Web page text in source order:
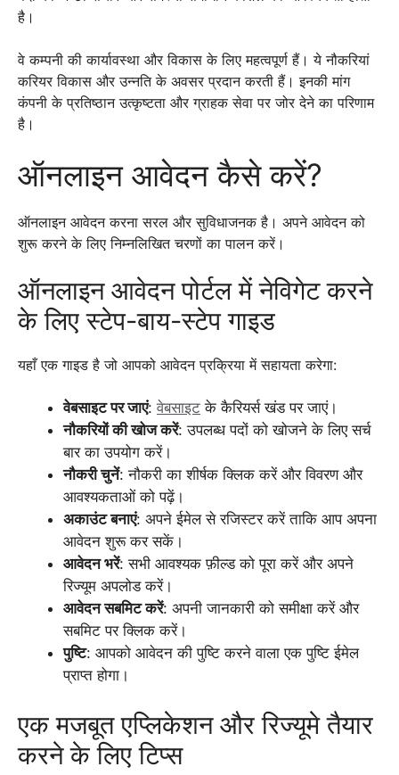
है।
वे कम्पनी की कार्यावस्था और विकास के लिए महत्वपूर्ण हैं। ये नौकरियां
करियर विकास और उन्नति के अवसर प्रदान करती हैं। इनकी मांग
कंपनी के प्रतिष्ठान उत्कृष्टता और ग्राहक सेवा पर जोर देने का परिणाम
है।
ऑनलाइन आवेदन कैसे करें?
ऑनलाइन आवेदन करना सरल और सुविधाजनक है। अपने आवेदन को
शुरू करने के लिए निम्नलिखित चरणों का पालन करें।
ऑनलाइन आवेदन पोर्टल में नेविगेट करने
के लिए स्टेप-बाय-स्टेप गाइड
यहाँ एक गाइड है जो आपको आवेदन प्रक्रिया में सहायता करेगा:
वेबसाइट पर जाएं: वेबसाइट के कैरियर्स खंड पर जाएं।
नौकरियों की खोज करें: उपलब्ध पदों को खोजने के लिए सर्च
बार का उपयोग करें।
नौकरी चुनें: नौकरी का शीर्षक क्लिक करें और विवरण और
आवश्यकताओं को पढ़ें।
अकाउंट बनाएं: अपने ईमेल से रजिस्टर करें ताकि आप अपना
आवेदन शुरू कर सकें।
आवेदन भरें: सभी आवश्यक फ़ील्ड को पूरा करें और अपने
रिज्यूम अपलोड करें।
आवेदन सबमिट करें: अपनी जानकारी को समीक्षा करें और
सबमिट पर क्लिक करें।
पुष्टि: आपको आवेदन की पुष्टि करने वाला एक पुष्टि ईमेल
प्राप्त होगा।
एक मजबूत एप्लिकेशन और रिज्यूमे तैयार
करने के लिए टिप्स